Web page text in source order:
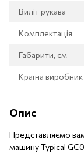
Виліт рукава
Комплектація
Габарити, см
Країна виробник
Опис
Представляємо
машину Typical